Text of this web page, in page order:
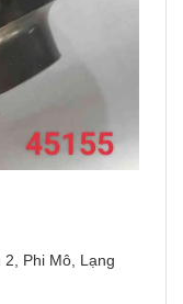
Phi Mô, Lạng